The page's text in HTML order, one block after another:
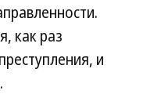
как раз
и